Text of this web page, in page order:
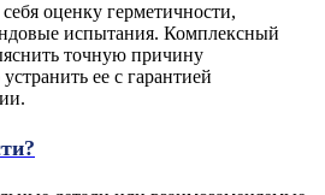
оценку герметичности,
испытания. Комплексный
точную причину
ее с гарантией